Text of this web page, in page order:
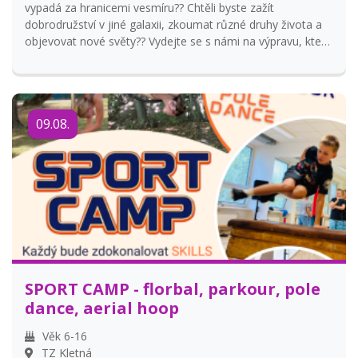
vypadá za hranicemi vesmíru?? Chtěli byste zažít
dobrodružství v jiné galaxii, zkoumat různé druhy života a
objevovat nové světy?? Vydejte se s námi na výpravu, která
asi tak mohlo stát v hlubokém vesmíru....
09.08.
SPORT CAMP - florbal, parkour, pole
dance, aerial hoop
Věk 6-16
TZ Kletná